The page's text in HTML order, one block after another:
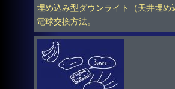
埋め込み型ダウンライト（天井埋め
電球交換方法。